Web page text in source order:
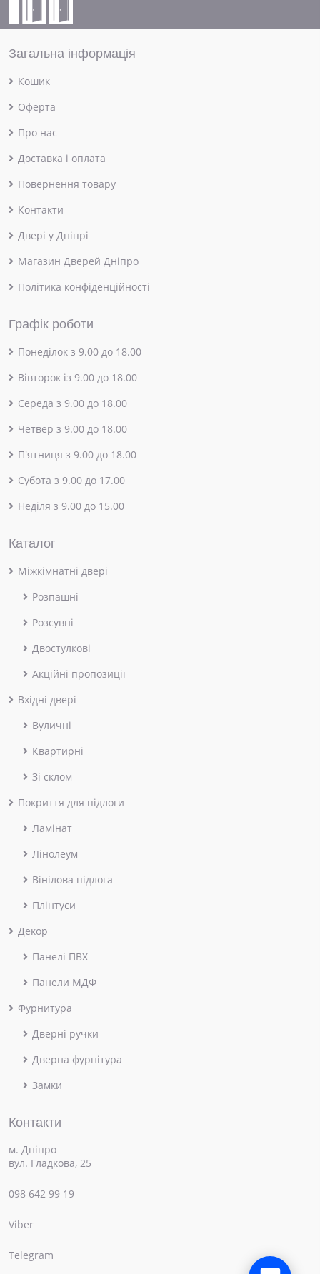
Загальна інформація
Кошик
Оферта
Про нас
Доставка і оплата
Повернення товару
Контакти
Двері у Дніпрі
Магазин Дверей Дніпро
Політика конфіденційності
Графік роботи
Понеділок з 9.00 до 18.00
Вівторок із 9.00 до 18.00
Середа з 9.00 до 18.00
Четвер з 9.00 до 18.00
П'ятниця з 9.00 до 18.00
Субота з 9.00 до 17.00
Неділя з 9.00 до 15.00
Каталог
Міжкімнатні двері
Розпашні
Розсувні
Двостулкові
Акційні пропозиції
Вхідні двері
Вуличні
Квартирні
Зі склом
Покриття для підлоги
Ламінат
Лінолеум
Вінілова підлога
Плінтуси
Декор
Панелі ПВХ
Панели МДФ
Фурнитура
Дверні ручки
Дверна фурнітура
Замки
Контакти
м. Дніпро
вул. Гладкова, 25
098 642 99 19
Viber
Telegram